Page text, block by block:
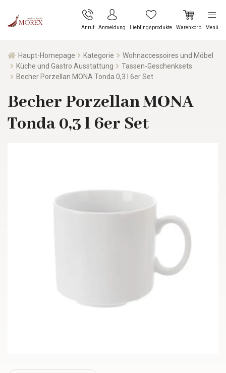
Anruf Anmeldung Lieblingsprodukte Warenkorb Menü
Haupt-Homepage Kategorie
Wohnaccessoires und Möbel
Küche und Gastro Ausstattung
Tassen-Geschenksets
Becher Porzellan MONA Tonda 0,3 l 6er Set
Becher Porzellan MONA
Tonda 0,3 l 6er Set